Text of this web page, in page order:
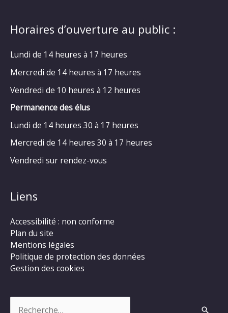
Horaires d’ouverture au public :
Lundi de 14 heures à 17 heures
Mercredi de 14 heures à 17 heures
Vendredi de 10 heures à 12 heures
Permanence des élus
Lundi de 14 heures 30 à 17 heures
Mercredi de 14 heures 30 à 17 heures
Vendredi sur rendez-vous
Liens
Accessibilité : non conforme
Plan du site
Mentions légales
Politique de protection des données
Gestion des cookies